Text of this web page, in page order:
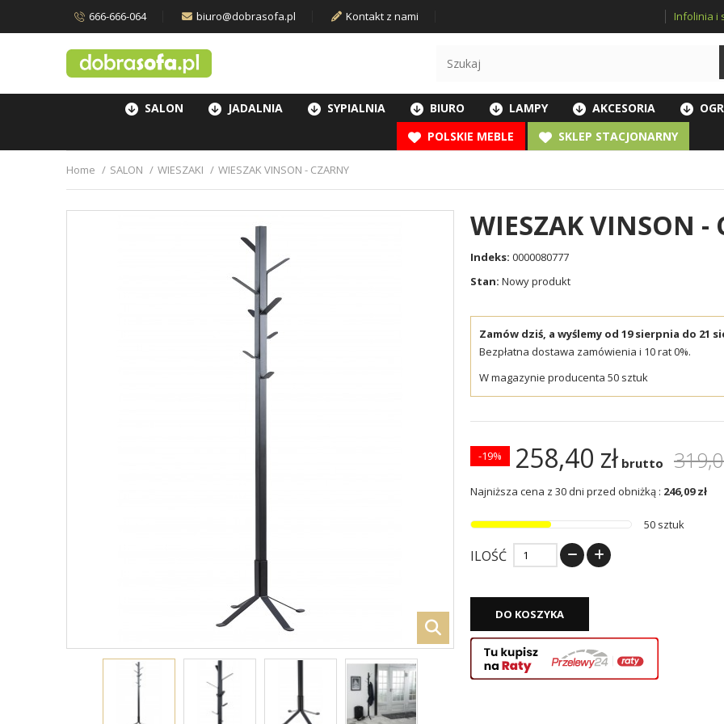
666-666-064 biuro@dobrasofa.pl Kontakt z nami Infolinia i
SALON JADALNIA SYPIALNIA BIURO LAMPY AKCESORIA
POLSKIE MEBLE
SKLEP STACJONARNY
Home SALON WIESZAKI WIESZAK VINSON - CZARNY
WIESZAK VINSON -
Indeks: 0000080777
Stan: Nowy produkt
Zamów dziś, a wyślemy od 19 sierpnia do 21
Bezpłatna dostawa zamówienia i 10 rat 0%.
W magazynie producenta 50 sztuk
258,40 zł brutto
-19%
Najniższa cena z 30 dni przed obniżką : 246,09 zł
50 sztuk
ILOŚĆ
DO KOSZYKA